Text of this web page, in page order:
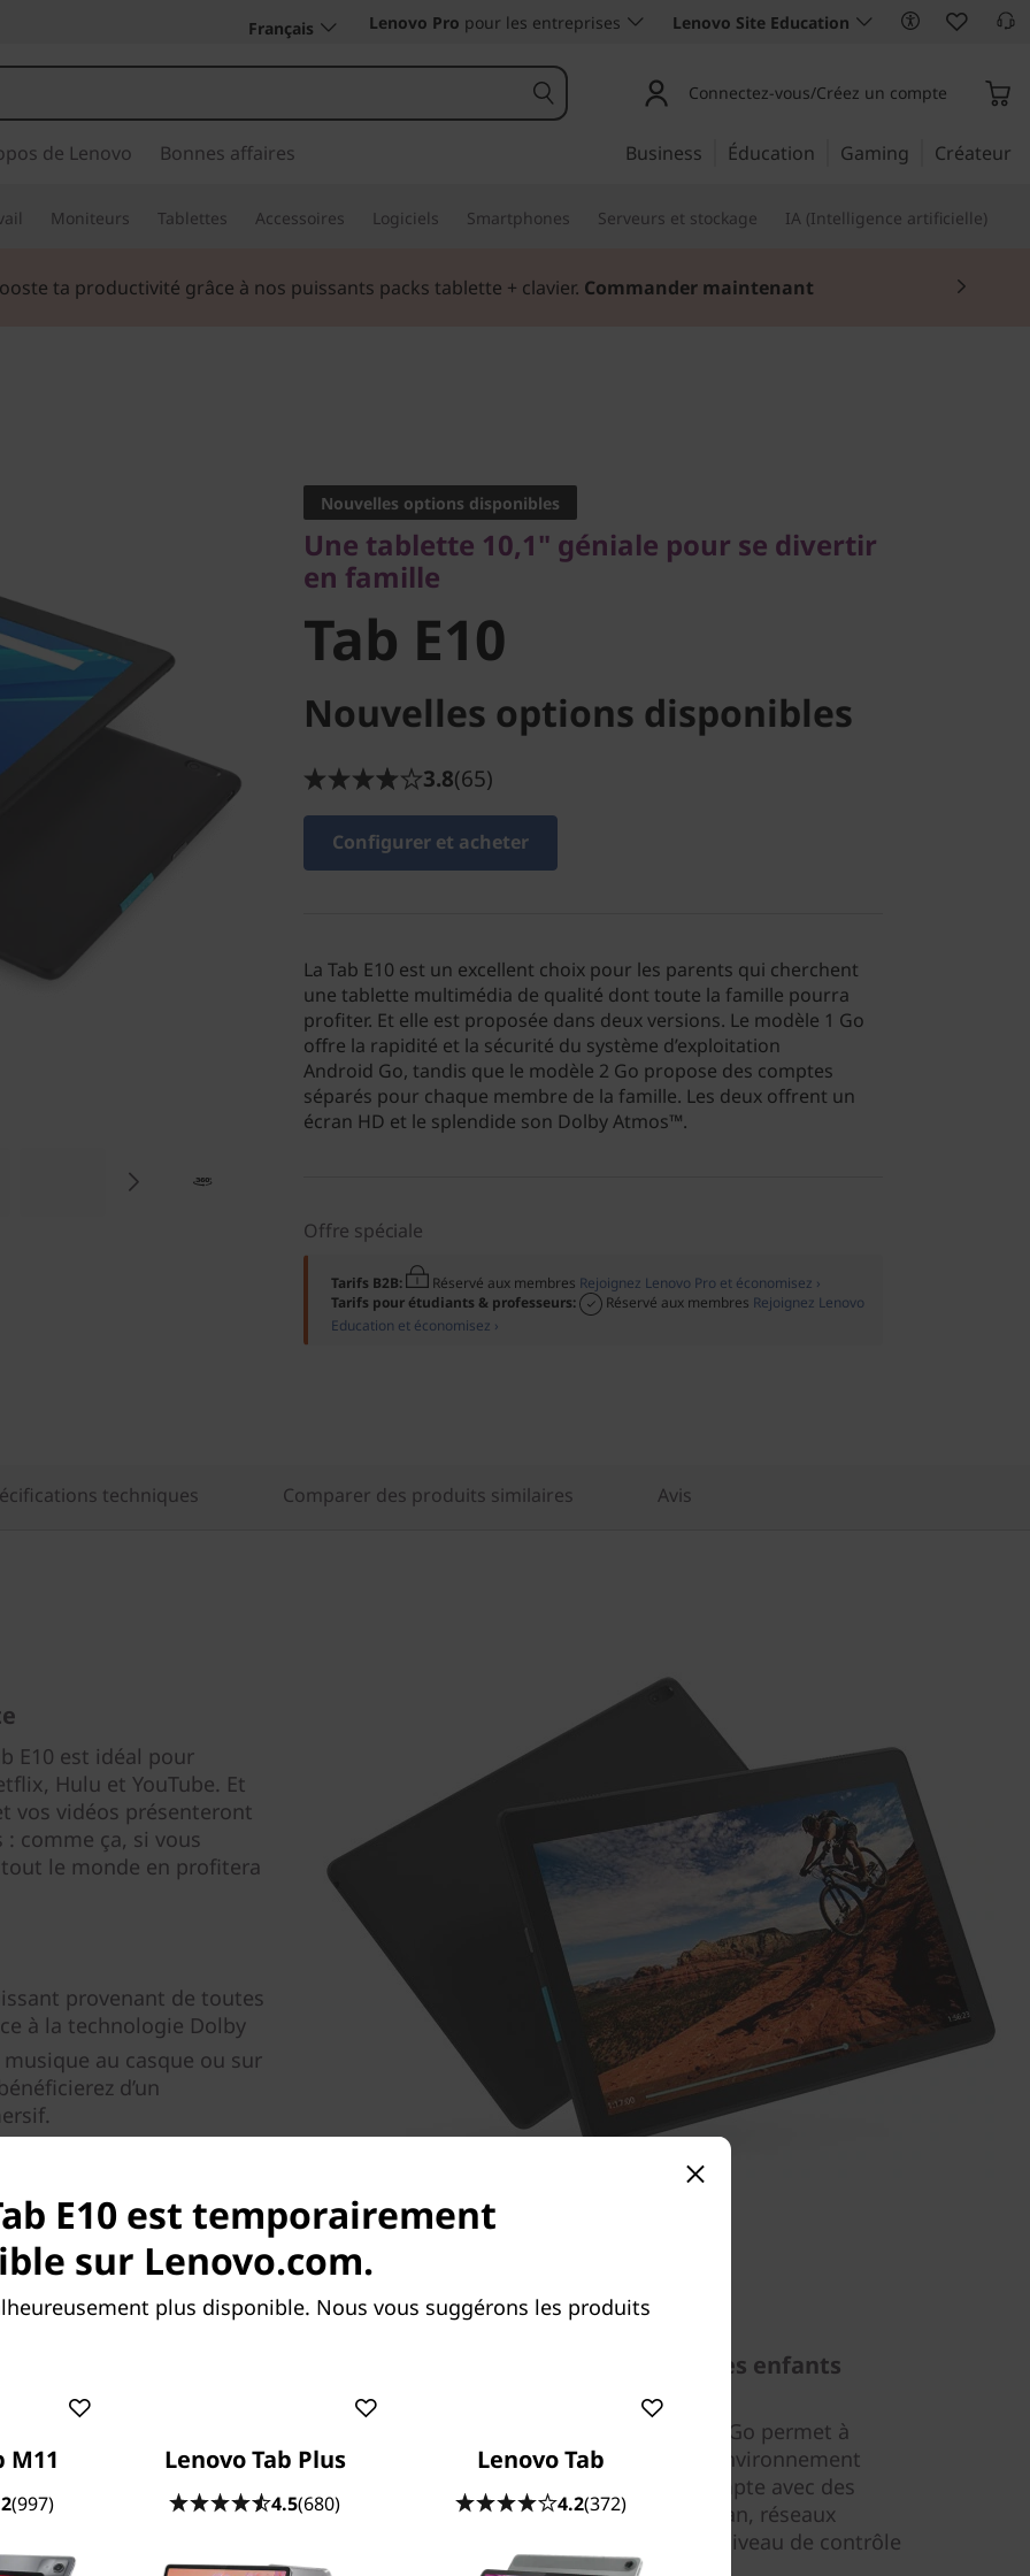
Français Lenovo Pro pour les entreprises Lenovo Site Education
Connectez-vous/Créez un compte
de Lenovo Bonnes affaires Business Éducation Gaming Créateur
Moniteurs Tablettes Accessoires Logiciels Smartphones Serveurs et stockage IA (Intelligence artificielle)
ta productivité grâce à nos puissants packs tablette + clavier. Commander maintenant
en famille
Tab E10
Nouvelles options disponibles
Une tablette 10,1" géniale pour se divertir
en famille
Tab E10
Nouvelles options disponibles
3.8(65)
Configurer et acheter
La Tab E10 est un excellent choix pour les parents qui cherchent
une tablette multimédia de qualité dont toute la famille pourra
profiter. Et elle est proposée dans deux versions. Le modèle 1 Go
offre la rapidité et la sécurité du système d’exploitation
Android Go, tandis que le modèle 2 Go propose des comptes
séparés pour chaque membre de la famille. Les deux offrent un
écran HD et le splendide son Dolby Atmos™.
Offre spéciale
Tarifs B2B: Réservé aux membres Rejoignez Lenovo Pro et économisez ›
Tarifs pour étudiants & professeurs:
Réservé aux membres Rejoignez Lenovo
Education et économisez ›
techniques Comparer des produits similaires Avis
E10 est idéal pour
Hulu et YouTube. Et
vos vidéos présenteront
comme ça, si vous
le monde en profitera
provenant de toutes
à la technologie Dolby
au casque ou sur
d’un
Utilisez-la à plusieurs tout en protégeant les enfants
Cette fonctionnalité spéciale de la Tab E10 2 Go/3 Go permet à
chaque membre de la famille d’avoir son propre environnement
personnalisé. Chaque utilisateur a son propre compte avec des
paramètres individuels (mots de passe, fond d’écran, réseaux
sociaux, etc.). Cela donne aux parents un certain niveau de contrôle
sur ce que leurs enfants font en ligne.
E10 est temporairement
sur Lenovo.com.
plus disponible. Nous vous suggérons les produits
M11
(997)
Lenovo Tab Plus
4.5(680)
Lenovo Tab
4.2(372)